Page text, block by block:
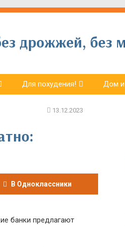
дрожжей, без
Для похудения! Дом и
В Одноклассники
банки предлагают